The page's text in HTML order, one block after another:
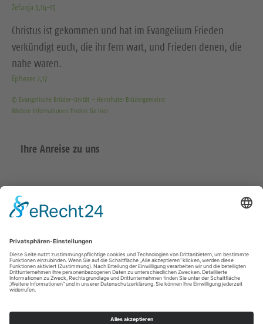
Zefanja 3,14-15
Christus ist gekommen und hat im Evangelium Frieden
verkündigt euch, die ihr fern wart, und Frieden denen, die
nahe waren.
Epheser 2,17
© Evangelische Brüder-Unität – Herrnhuter Brüdergemeine
Weitere Informationen finden Sie hier
Ihre Anreise zu uns
Datenschutzerklärung Impressum Meißen Großenhain